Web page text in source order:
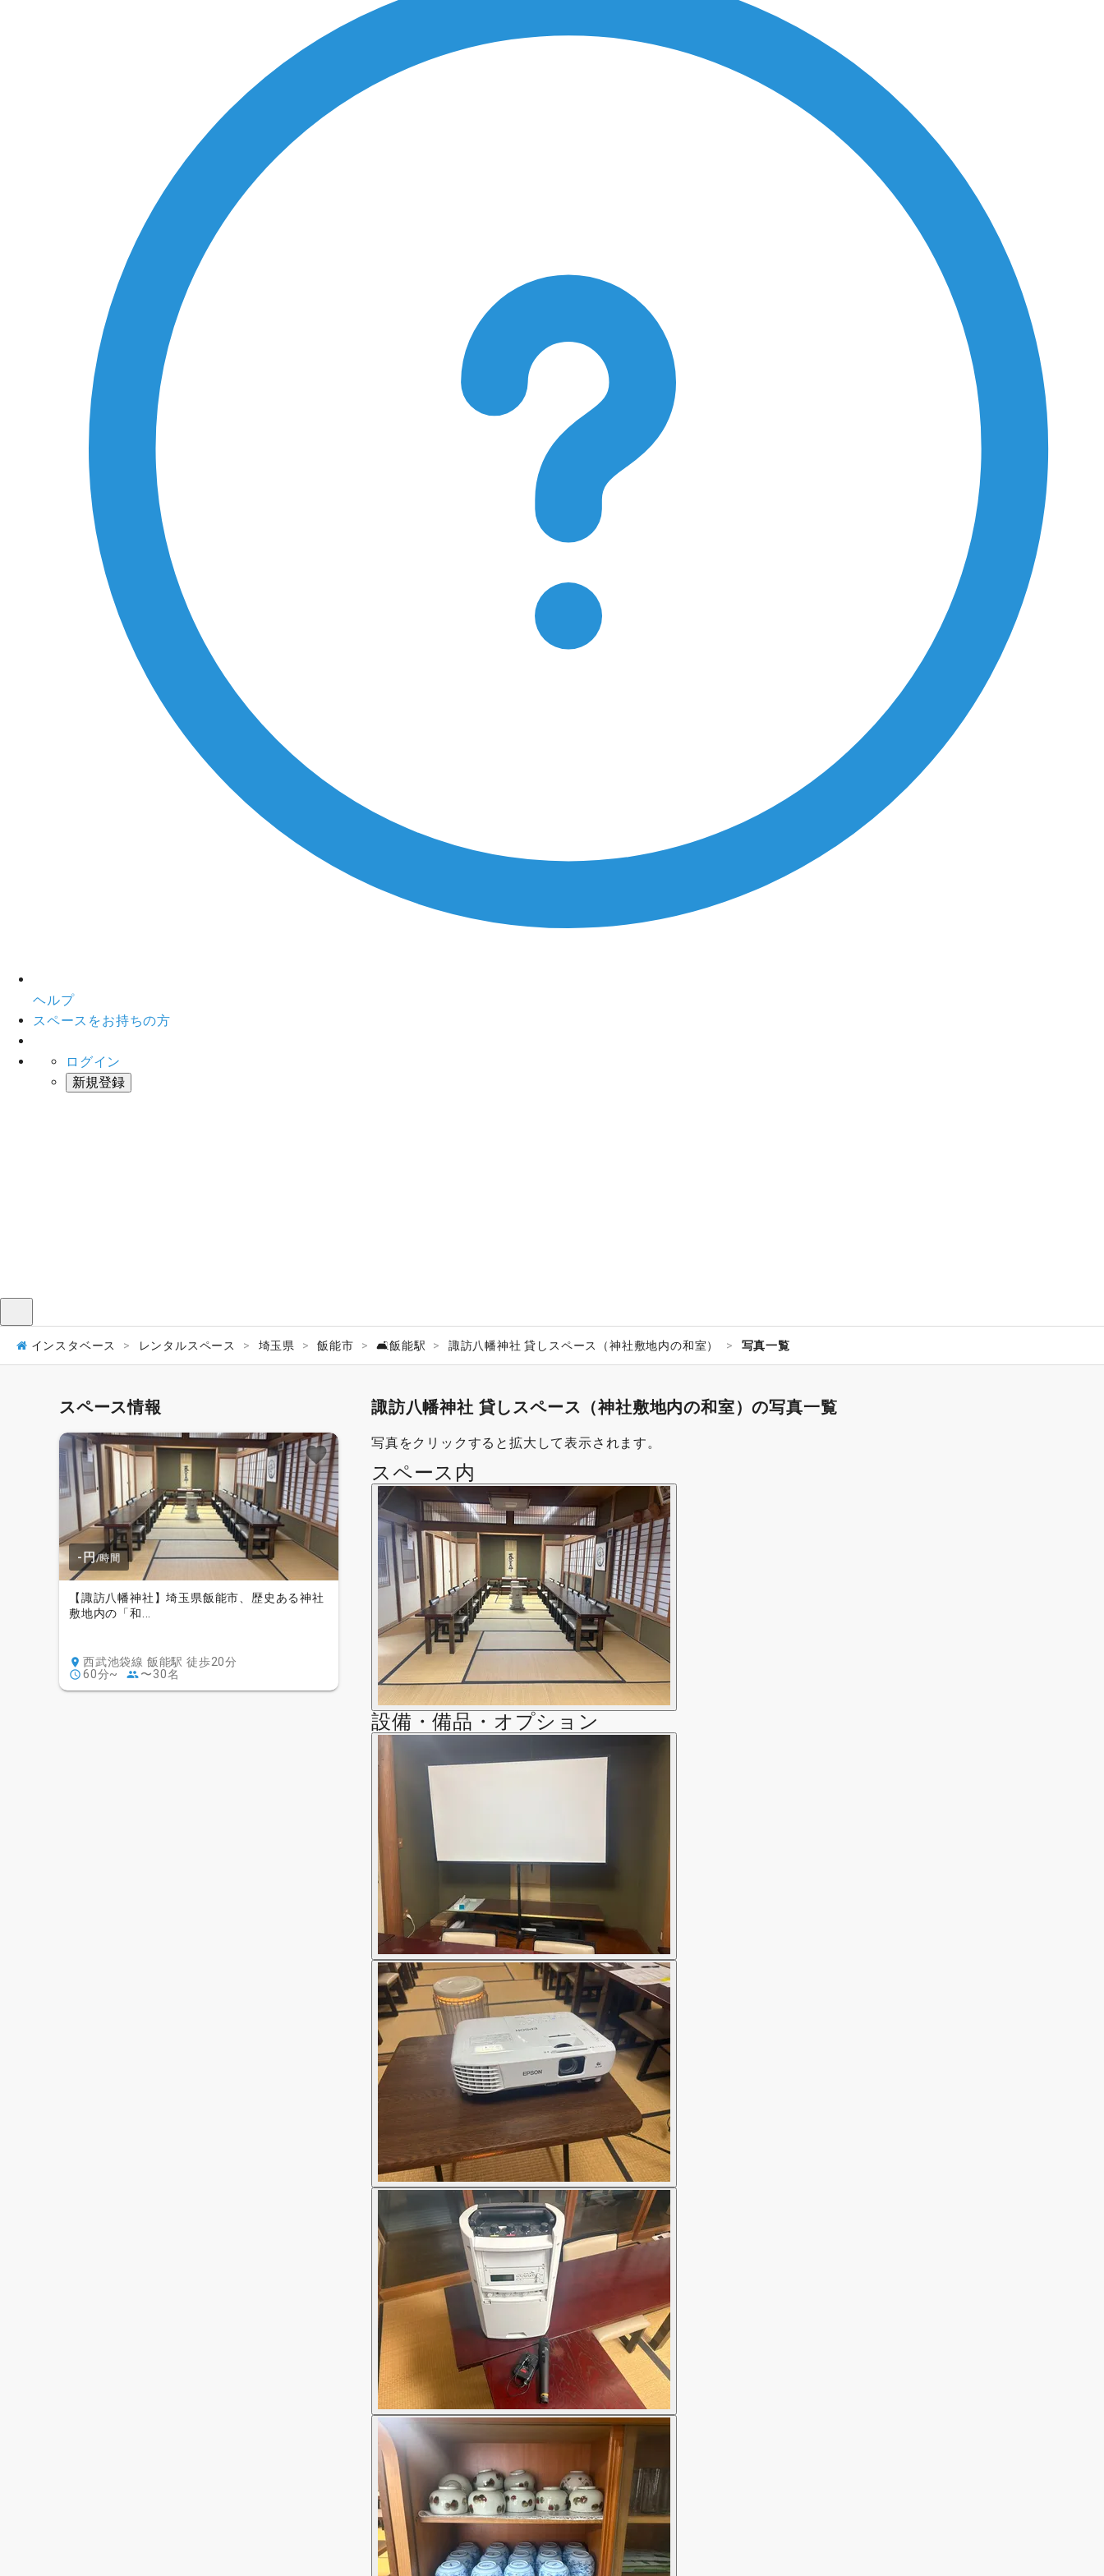
ヘルプ
スペースをお持ちの方
ログイン
新規登録
インスタベース レンタルスペース 埼玉県 飯能市 🛋️飯能駅 諏訪八幡神社 貸しスペース（神社敷地内の和室） 写真一覧
スペース情報
-円/時間
【諏訪八幡神社】埼玉県飯能市、歴史ある神社
敷地内の「和...
西武池袋線 飯能駅 徒歩20分
60分~
〜30名
諏訪八幡神社 貸しスペース（神社敷地内の和室）の写真一覧
写真をクリックすると拡大して表示されます。
スペース内
設備・備品・オプション